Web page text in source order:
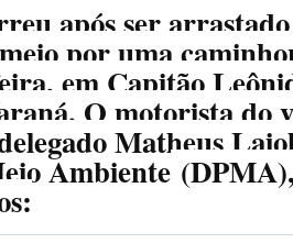
após ser
por uma
em Capitão
O motorista do
Matheus
Ambiente